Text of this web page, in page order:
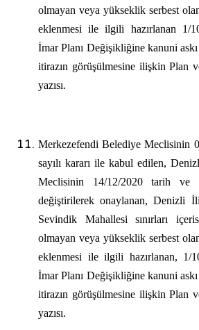
olmayan veya yükseklik serbest
eklenmesi ile ilgili hazırlanan 1/
İmar Planı Değişikliğine kanuni
itirazın görüşülmesine ilişkin Plan
yazısı.
Merkezefendi Belediye Meclisinin
sayılı kararı ile kabul edilen,
Meclisinin 14/12/2020 tarih ve
değiştirilerek onaylanan, Denizli
Sevindik Mahallesi sınırları
olmayan veya yükseklik serbest
eklenmesi ile ilgili hazırlanan, 1/
İmar Planı Değişikliğine kanuni
itirazın görüşülmesine ilişkin Plan
yazısı.